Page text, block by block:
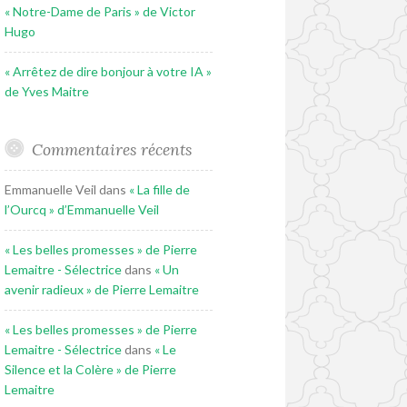
« Notre-Dame de Paris » de Victor
Hugo
« Arrêtez de dire bonjour à votre IA »
de Yves Maitre
Commentaires récents
Emmanuelle Veil dans « La fille de
l’Ourcq » d’Emmanuelle Veil
« Les belles promesses » de Pierre
Lemaitre - Sélectricedans « Un
avenir radieux » de Pierre Lemaitre
« Les belles promesses » de Pierre
Lemaitre - Sélectricedans « Le
Silence et la Colère » de Pierre
Lemaitre